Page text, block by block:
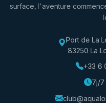
surface, l'aventure
Port de La
83250 La
+33 6
7j/7